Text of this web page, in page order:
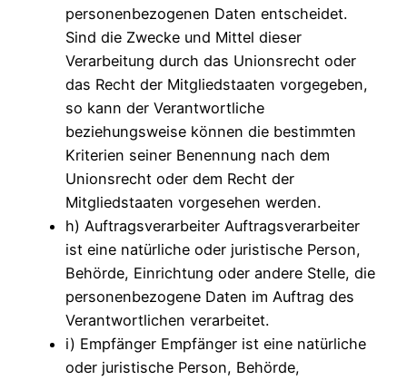
personenbezogenen Daten entscheidet.
Sind die Zwecke und Mittel dieser
Verarbeitung durch das Unionsrecht oder
das Recht der Mitgliedstaaten vorgegeben,
so kann der Verantwortliche
beziehungsweise können die bestimmten
Kriterien seiner Benennung nach dem
Unionsrecht oder dem Recht der
Mitgliedstaaten vorgesehen werden.
h) Auftragsverarbeiter Auftragsverarbeiter
ist eine natürliche oder juristische Person,
Behörde, Einrichtung oder andere Stelle, die
personenbezogene Daten im Auftrag des
Verantwortlichen verarbeitet.
i) Empfänger Empfänger ist eine natürliche
oder juristische Person, Behörde,